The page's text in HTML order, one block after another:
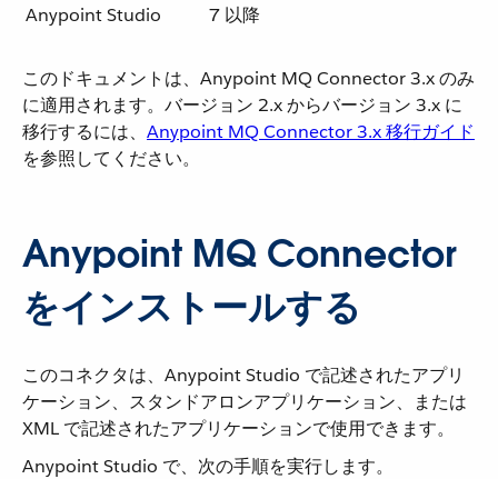
Anypoint Studio 7 以降
このドキュメントは、Anypoint MQ Connector 3.x のみ
に適用されます。バージョン 2.x からバージョン 3.x に
移行するには、 Anypoint MQ Connector 3.x 移行ガイド
を参照してください。
Anypoint MQ Connector
をインストールする
このコネクタは、Anypoint Studio で記述されたアプリ
ケーション、スタンドアロンアプリケーション、または
XML で記述されたアプリケーションで使用できます。
Anypoint Studio で、次の手順を実行します。